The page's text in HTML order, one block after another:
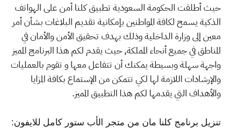
حيث أطلقت الحكومة السعودية تطبيق كلنا أمن على الهواتف
الذكية يسمح لكافة المواطنين بإمكانية تقديم البلاغات بشأن أمر
معين إلى وزارة الداخلية وذلك بهدف تحقيق الأمن والأمان في
المناطق في جميع أنحاء المملكة, حيث يقدم لكم هذا البرنامج المميز
واجهة سهلة وبسيطة يمكنك أن تتفاعل معها و تقوم بالعمليات
والإرشادات اللازمة لها لكي تتمكن من الإستماع بكافة المزايا
والأهداف التي يقدمها لكم هذا التطبيق المميز.
تنزيل برنامج كلنا مان من متجر الأب ستور كامل للايفون: